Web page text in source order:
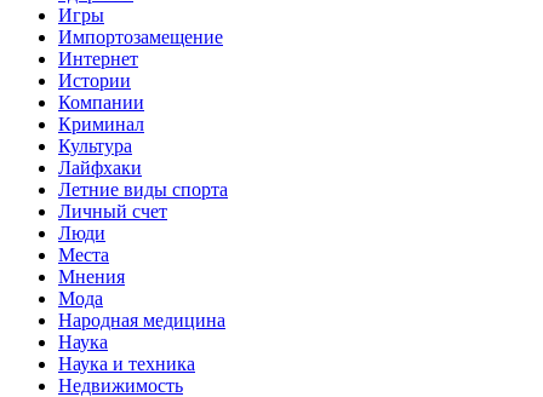
Игры
Импортозамещение
Интернет
Истории
Компании
Криминал
Культура
Лайфхаки
Летние виды спорта
Личный счет
Люди
Места
Мнения
Мода
Народная медицина
Наука
Наука и техника
Недвижимость